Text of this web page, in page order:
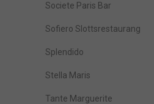
Societe Paris Bar
Sofiero Slottsrestaurang
Splendido
Stella Maris
Tante Marguerite